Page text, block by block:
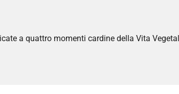
a quattro momenti cardine della Vita